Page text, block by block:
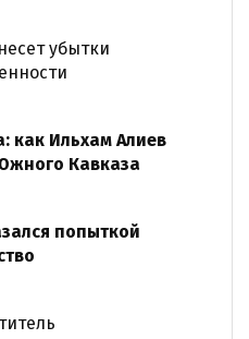
убытки
как Ильхам Алиев
Кавказа
попыткой